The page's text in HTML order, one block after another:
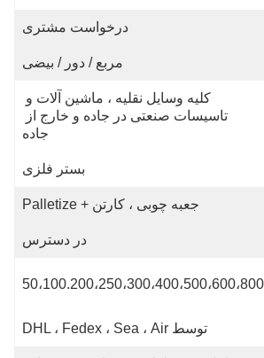
درخواست مشتری
مربع / دور / بیضی
کلیه وسایل نقلیه ، ماشین آلات و
تاسیسات صنعتی در جاده و خارج از
جاده
بستر فلزی
جعبه چوبی ، کارتن + Palletize
در دسترس
توسط DHL ، Fedex ، Sea ، Air